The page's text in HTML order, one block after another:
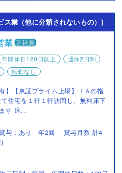
業（他に分類されないもの）)
業 正社員
年間休日120日以上
週休2日制
転勤なし
】【東証プライム上場】ＪＡの指
住宅を１軒１軒訪問し、無料床下
す 床...
与：あり 年2回 賞与月数 計4